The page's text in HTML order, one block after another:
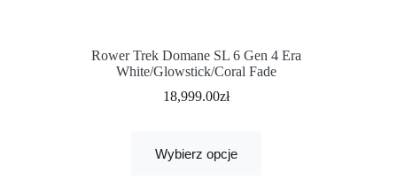
Rower Trek Domane SL 6 Gen 4 Era
White/Glowstick/Coral Fade
18,999.00zł
Wybierz opcje